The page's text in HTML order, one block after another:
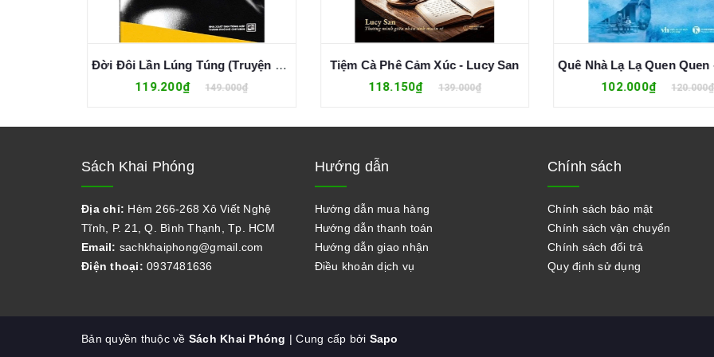
Đời Đôi Lần Lúng Túng (Truyện Dài) Nguyễn Đông Thức
119.200₫ 149.000₫
Tiệm Cà Phê Cảm Xúc - Lucy San
118.150₫ 139.000₫ 102.000₫ 120.000₫
Sách Khai Phóng
Địa chỉ: Hẻm 266-268 Xô Viết Nghệ
Tĩnh, P. 21, Q. Bình Thạnh, Tp. HCM
Email: sachkhaiphong@gmail.com
Điện thoại: 0937481636
Hướng dẫn
Hướng dẫn mua hàng
Hướng dẫn thanh toán
Hướng dẫn giao nhận
Điều khoản dịch vụ
Chính sách
Chính sách bảo mật
Chính sách vận chuyển
Chính sách đổi trả
Quy định sử dụng
Bản quyền thuộc về Sách Khai Phóng | Cung cấp bởi Sapo